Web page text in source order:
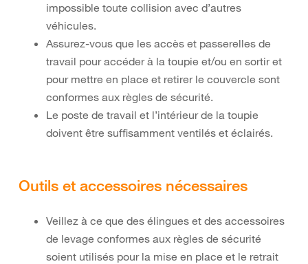
impossible toute collision avec d’autres
véhicules.
Assurez-vous que les accès et passerelles de
travail pour accéder à la toupie et/ou en sortir et
pour mettre en place et retirer le couvercle sont
conformes aux règles de sécurité.
Le poste de travail et l’intérieur de la toupie
doivent être suffisamment ventilés et éclairés.
Outils et accessoires nécessaires
Veillez à ce que des élingues et des accessoires
de levage conformes aux règles de sécurité
soient utilisés pour la mise en place et le retrait